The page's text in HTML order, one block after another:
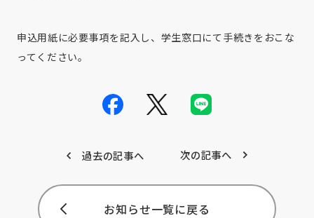
申込用紙に必要事項を記入し、学生窓口にて手続きをおこな
ってください。
過去の記事へ 次の記事へ
お知らせ一覧に戻る